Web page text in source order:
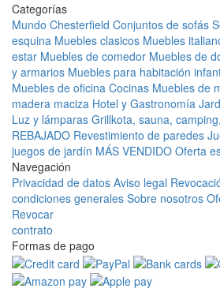
Categorías
Mundo Chesterfield Conjuntos de sofás
esquina Muebles clasicos Muebles
estar Muebles de comedor Muebles de
y armarios Muebles para habitación
Muebles de oficina Cocinas Muebles de
madera maciza Hotel y Gastronomía
Luz y lámparas Grillkota, sauna,
REBAJADO Revestimiento de paredes
juegos de jardín MÁS VENDIDO Oferta
Navegación
Privacidad de datos Aviso legal
condiciones generales Sobre nosotros
Revocar
contrato
Formas de pago